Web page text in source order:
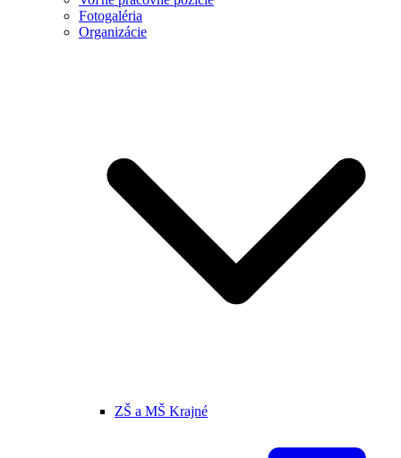
Fotogaléria
Organizácie
ZŠ a MŠ Krajné